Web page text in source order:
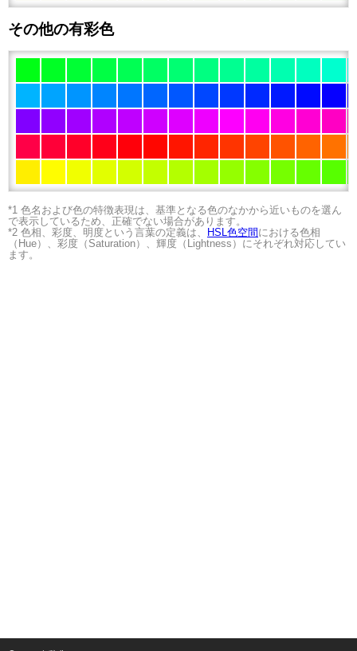
その他の有彩色
*1 色名および色の特徴表現は、基準となる色のなかから近いものを選ん
で表示しているため、正確でない場合があります。
*2 色相、彩度、明度という言葉の定義は、
HSL色空間 における色相
（Hue）、彩度（Saturation）、輝度（Lightness）にそれぞれ対応してい
ます。